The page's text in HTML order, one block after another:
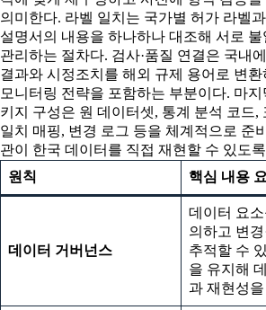
의미한다. 라벨 일치는 국가별 허가 라벨
설명서의 내용을 하나하나 대조해 서로
관리하는 절차다. 검사·품질 연결은 국내
결과와 시정조치를 해외 규제 용어로 변
모니터링 전략을 포함하는 부분이다. 마지
키지 구성은 원 데이터셋, 통계 분석 코드,
일치 매핑, 변경 로그 등을 체계적으로 준
관이 한국 데이터를 직접 재현할 수 있도
원칙
핵심 내용
데이터 거버넌스
데이터 요
의하고 변
추적할 수
을 유지해
과 재현성